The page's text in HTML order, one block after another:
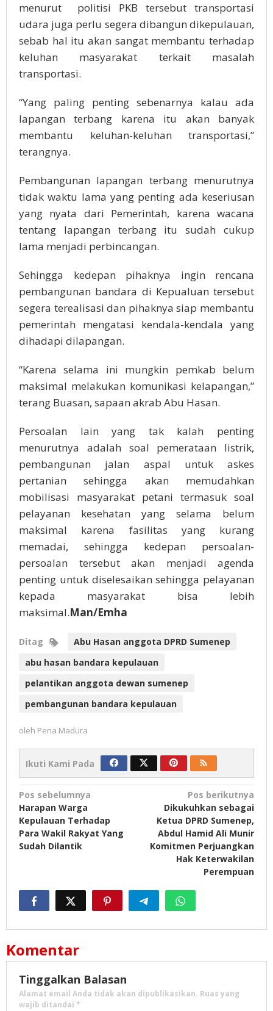
menurut politisi PKB tersebut transportasi
udara juga perlu segera dibangun dikepulauan,
sebab hal itu akan sangat membantu terhadap
keluhan masyarakat terkait masalah
transportasi.
“Yang paling penting sebenarnya kalau ada
lapangan terbang karena itu akan banyak
membantu keluhan-keluhan transportasi,”
terangnya.
Pembangunan lapangan terbang menurutnya
tidak waktu lama yang penting ada keseriusan
yang nyata dari Pemerintah, karena wacana
tentang lapangan terbang itu sudah cukup
lama menjadi perbincangan.
Sehingga kedepan pihaknya ingin rencana
pembangunan bandara di Kepualuan tersebut
segera terealisasi dan pihaknya siap membantu
pemerintah mengatasi kendala-kendala yang
dihadapi dilapangan.
“Karena selama ini mungkin pemkab belum
maksimal melakukan komunikasi kelapangan,”
terang Buasan, sapaan akrab Abu Hasan.
Persoalan lain yang tak kalah penting
menurutnya adalah soal pemerataan listrik,
pembangunan jalan aspal untuk askes
pertanian sehingga akan memudahkan
mobilisasi masyarakat petani termasuk soal
pelayanan kesehatan yang selama belum
maksimal karena fasilitas yang kurang
memadai, sehingga kedepan persoalan-
persoalan tersebut akan menjadi agenda
penting untuk diselesaikan sehingga pelayanan
kepada masyarakat bisa lebih
maksimal.Man/Emha
Ditag
Abu Hasan anggota DPRD Sumenep
abu hasan bandara kepulauan
pelantikan anggota dewan sumenep
pembangunan bandara kepulauan
oleh Pena Madura
Ikuti Kami Pada
Navigasi
pos
Pos sebelumnya
Harapan Warga
Kepulauan Terhadap
Para Wakil Rakyat Yang
Sudah Dilantik
Pos berikutnya
Dikukuhkan sebagai
Ketua DPRD Sumenep,
Abdul Hamid Ali Munir
Komitmen Perjuangkan
Hak Keterwakilan
Perempuan
Komentar
Tinggalkan Balasan
Alamat email Anda tidak akan dipublikasikan. Ruas yang
wajib ditandai *